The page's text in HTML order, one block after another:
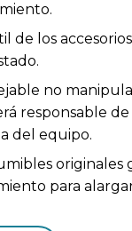
de los
no
responsable
del equipo.
para